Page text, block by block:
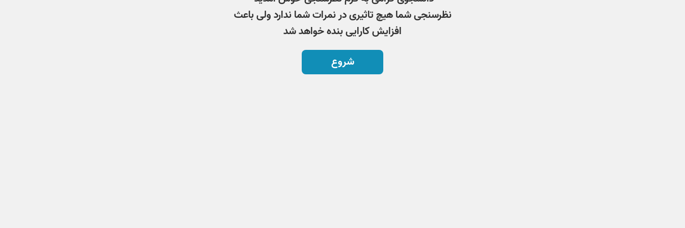
نظرسنجی شما هیچ تاثیری در نمرات شما ندارد ولی باعث
افزایش کارایی بنده خواهد شد
شروع